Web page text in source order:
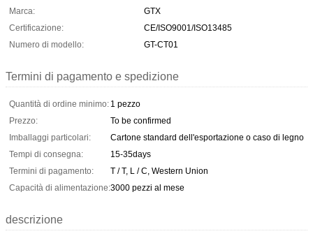
Marca:
GTX
Certificazione:
CE/ISO9001/ISO13485
Numero di modello:
GT-CT01
Termini di pagamento e spedizione
Quantità di ordine minimo: 1 pezzo
Prezzo:
To be confirmed
Imballaggi particolari:
Cartone standard dell'esportazione o caso di legno
Tempi di consegna:
15-35days
Termini di pagamento:
T / T, L / C, Western Union
Capacità di alimentazione:3000 pezzi al mese
descrizione